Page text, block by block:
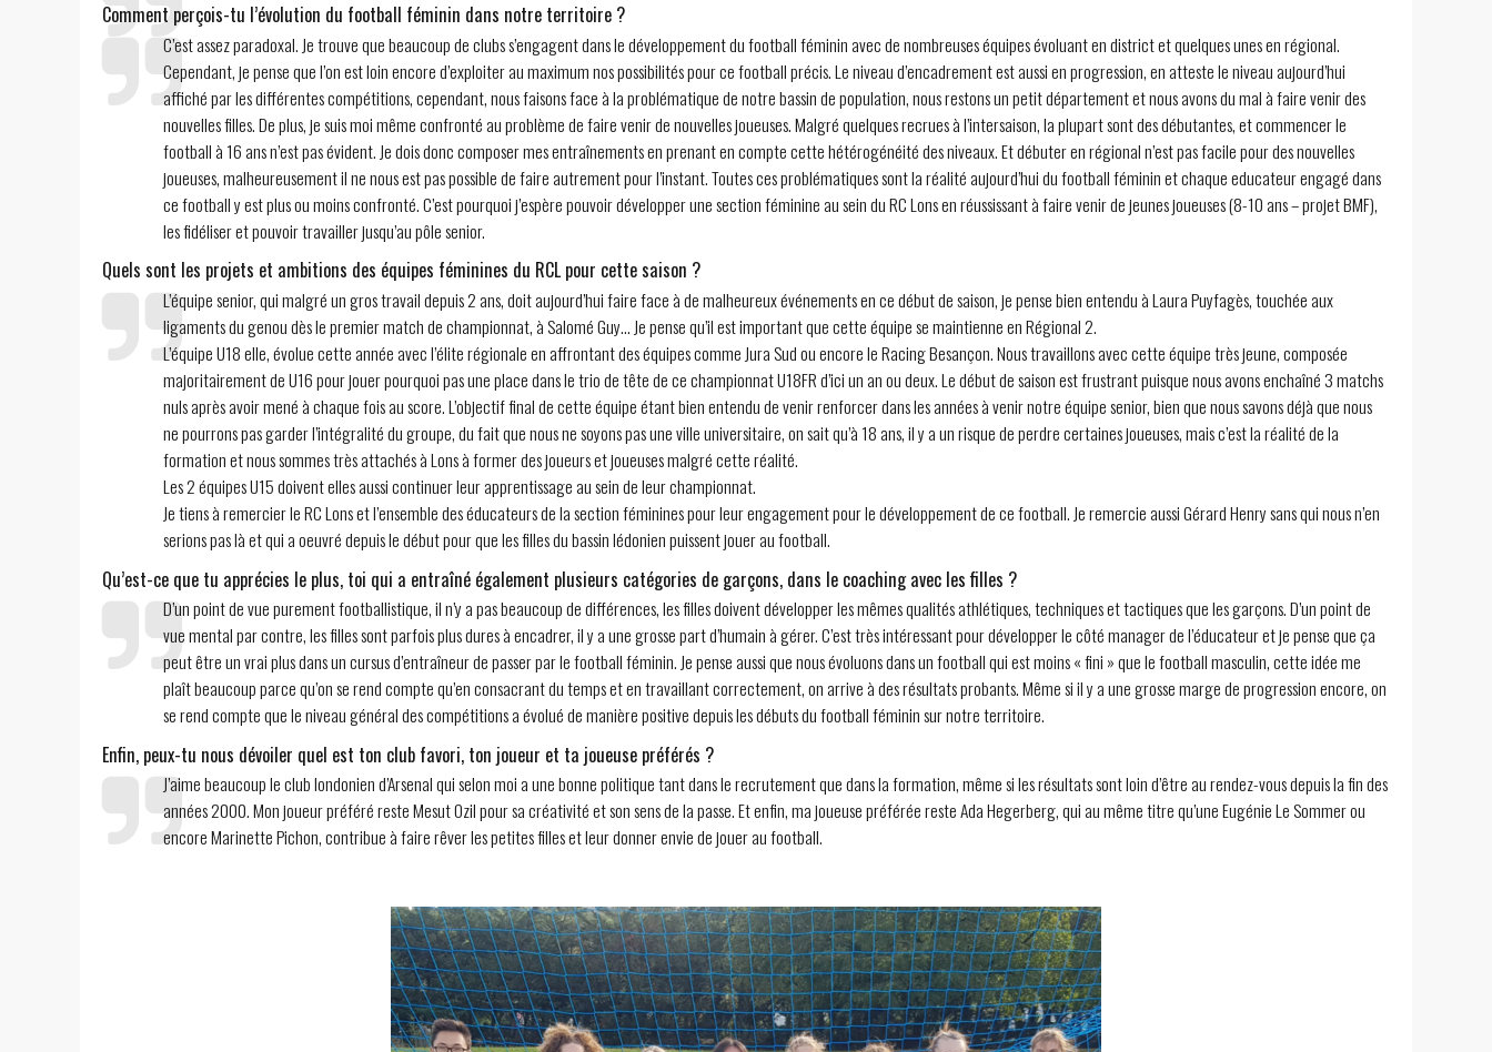
Comment perçois-tu l’évolution du football féminin dans notre territoire ?
C’est assez paradoxal. Je trouve que beaucoup de clubs s’engagent dans le développement du football féminin avec de nombreuses équipes évoluant en district et quelques unes en régional.
Cependant, je pense que l’on est loin encore d’exploiter au maximum nos possibilités pour ce football précis. Le niveau d’encadrement est aussi en progression, en atteste le niveau aujourd’hui
affiché par les différentes compétitions, cependant, nous faisons face à la problématique de notre bassin de population, nous restons un petit département et nous avons du mal à faire venir des
nouvelles filles. De plus, je suis moi même confronté au problème de faire venir de nouvelles joueuses. Malgré quelques recrues à l’intersaison, la plupart sont des débutantes, et commencer le
football à 16 ans n’est pas évident. Je dois donc composer mes entraînements en prenant en compte cette hétérogénéité des niveaux. Et débuter en régional n’est pas facile pour des nouvelles
joueuses, malheureusement il ne nous est pas possible de faire autrement pour l’instant. Toutes ces problématiques sont la réalité aujourd’hui du football féminin et chaque educateur engagé dans
ce football y est plus ou moins confronté. C’est pourquoi j’espère pouvoir développer une section féminine au sein du RC Lons en réussissant à faire venir de jeunes joueuses (8-10 ans – projet BMF),
les fidéliser et pouvoir travailler jusqu’au pôle senior.
Quels sont les projets et ambitions des équipes féminines du RCL pour cette saison ?
L’équipe senior, qui malgré un gros travail depuis 2 ans, doit aujourd’hui faire face à de malheureux événements en ce début de saison, je pense bien entendu à Laura Puyfagès, touchée aux
ligaments du genou dès le premier match de championnat, à Salomé Guy… Je pense qu’il est important que cette équipe se maintienne en Régional 2.
L’équipe U18 elle, évolue cette année avec l’élite régionale en affrontant des équipes comme Jura Sud ou encore le Racing Besançon. Nous travaillons avec cette équipe très jeune, composée
majoritairement de U16 pour jouer pourquoi pas une place dans le trio de tête de ce championnat U18FR d’ici un an ou deux. Le début de saison est frustrant puisque nous avons enchaîné 3 matchs
nuls après avoir mené à chaque fois au score. L’objectif final de cette équipe étant bien entendu de venir renforcer dans les années à venir notre équipe senior, bien que nous savons déjà que nous
ne pourrons pas garder l’intégralité du groupe, du fait que nous ne soyons pas une ville universitaire, on sait qu’à 18 ans, il y a un risque de perdre certaines joueuses, mais c’est la réalité de la
formation et nous sommes très attachés à Lons à former des joueurs et joueuses malgré cette réalité.
Les 2 équipes U15 doivent elles aussi continuer leur apprentissage au sein de leur championnat.
Je tiens à remercier le RC Lons et l’ensemble des éducateurs de la section féminines pour leur engagement pour le développement de ce football. Je remercie aussi Gérard Henry sans qui nous n’en
serions pas là et qui a oeuvré depuis le début pour que les filles du bassin lédonien puissent jouer au football.
Qu’est-ce que tu apprécies le plus, toi qui a entraîné également plusieurs catégories de garçons, dans le coaching avec les filles ?
D’un point de vue purement footballistique, il n’y a pas beaucoup de différences, les filles doivent développer les mêmes qualités athlétiques, techniques et tactiques que les garçons. D’un point de
vue mental par contre, les filles sont parfois plus dures à encadrer, il y a une grosse part d’humain à gérer. C’est très intéressant pour développer le côté manager de l’éducateur et je pense que ça
peut être un vrai plus dans un cursus d’entraîneur de passer par le football féminin. Je pense aussi que nous évoluons dans un football qui est moins « fini » que le football masculin, cette idée me
plaît beaucoup parce qu’on se rend compte qu’en consacrant du temps et en travaillant correctement, on arrive à des résultats probants. Même si il y a une grosse marge de progression encore, on
se rend compte que le niveau général des compétitions a évolué de manière positive depuis les débuts du football féminin sur notre territoire.
Enfin, peux-tu nous dévoiler quel est ton club favori, ton joueur et ta joueuse préférés ?
J’aime beaucoup le club londonien d’Arsenal qui selon moi a une bonne politique tant dans le recrutement que dans la formation, même si les résultats sont loin d’être au rendez-vous depuis la fin des
années 2000. Mon joueur préféré reste Mesut Ozil pour sa créativité et son sens de la passe. Et enfin, ma joueuse préférée reste Ada Hegerberg, qui au même titre qu’une Eugénie Le Sommer ou
encore Marinette Pichon, contribue à faire rêver les petites filles et leur donner envie de jouer au football.